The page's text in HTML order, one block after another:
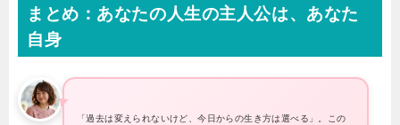
まとめ：あなたの人生の主人公は、あなた
自身
「過去は変えられないけど、今日からの生き方は選べる」。この